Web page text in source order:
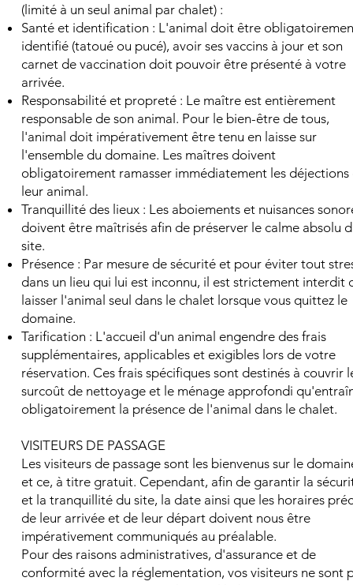
(limité à un seul animal par chalet) :
Santé et identification : L'animal doit être
identifié (tatoué ou pucé), avoir ses vaccins à jour et son
carnet de vaccination doit pouvoir être présenté à votre
arrivée.
Responsabilité et propreté : Le maître est entièrement
responsable de son animal. Pour le bien-être de tous,
l'animal doit impérativement être tenu en laisse sur
l'ensemble du domaine. Les maîtres doivent
obligatoirement ramasser immédiatement les déjections
leur animal.
Tranquillité des lieux : Les aboiements et nuisances
doivent être maîtrisés afin de préserver le calme absolu
site.
Présence : Par mesure de sécurité et pour éviter tout
dans un lieu qui lui est inconnu, il est strictement interdit
laisser l'animal seul dans le chalet lorsque vous quittez le
domaine.
Tarification : L'accueil d'un animal engendre des frais
supplémentaires, applicables et exigibles lors de votre
réservation. Ces frais spécifiques sont destinés à couvrir
surcoût de nettoyage et le ménage approfondi
obligatoirement la présence de l'animal dans le chalet.
VISITEURS DE PASSAGE
Les visiteurs de passage sont les bienvenus sur le
et ce, à titre gratuit. Cependant, afin de garantir la
et la tranquillité du site, la date ainsi que les horaires
de leur arrivée et de leur départ doivent nous être
impérativement communiqués au préalable.
Pour des raisons administratives, d'assurance et de
conformité avec la réglementation, vos visiteurs ne sont